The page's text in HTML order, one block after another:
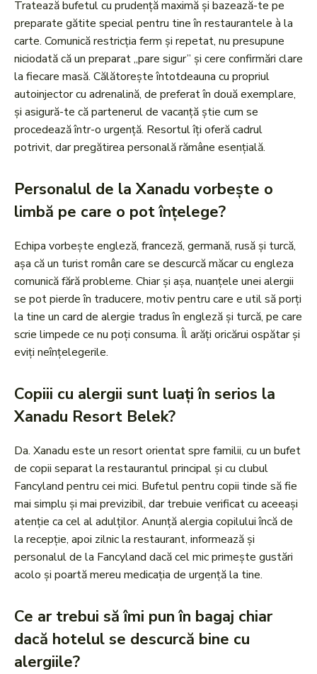
Tratează bufetul cu prudență maximă și bazează-te pe
preparate gătite special pentru tine în restaurantele à la
carte. Comunică restricția ferm și repetat, nu presupune
niciodată că un preparat „pare sigur” și cere confirmări clare
la fiecare masă. Călătorește întotdeauna cu propriul
autoinjector cu adrenalină, de preferat în două exemplare,
și asigură-te că partenerul de vacanță știe cum se
procedează într-o urgență. Resortul îți oferă cadrul
potrivit, dar pregătirea personală rămâne esențială.
Personalul de la Xanadu vorbește o
limbă pe care o pot înțelege?
Echipa vorbește engleză, franceză, germană, rusă și turcă,
așa că un turist român care se descurcă măcar cu engleza
comunică fără probleme. Chiar și așa, nuanțele unei alergii
se pot pierde în traducere, motiv pentru care e util să porți
la tine un card de alergie tradus în engleză și turcă, pe care
scrie limpede ce nu poți consuma. Îl arăți oricărui ospătar și
eviți neînțelegerile.
Copiii cu alergii sunt luați în serios la
Xanadu Resort Belek?
Da. Xanadu este un resort orientat spre familii, cu un bufet
de copii separat la restaurantul principal și cu clubul
Fancyland pentru cei mici. Bufetul pentru copii tinde să fie
mai simplu și mai previzibil, dar trebuie verificat cu aceeași
atenție ca cel al adulților. Anunță alergia copilului încă de
la recepție, apoi zilnic la restaurant, informează și
personalul de la Fancyland dacă cel mic primește gustări
acolo și poartă mereu medicația de urgență la tine.
Ce ar trebui să îmi pun în bagaj chiar
dacă hotelul se descurcă bine cu
alergiile?